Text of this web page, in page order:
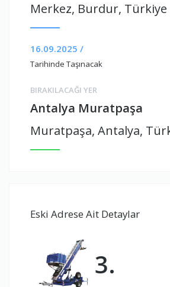
Merkez, Burdur, Türkiye
16.09.2025 /
Tarihinde Taşınacak
BIRAKILACAĞI YER
Antalya Muratpaşa
Muratpaşa, Antalya,
Eski Adrese Ait Detaylar
3.